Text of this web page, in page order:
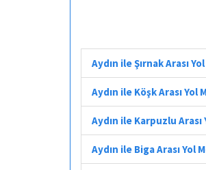
Aydın ile Şırnak Arası
Aydın ile Köşk Arası
Aydın ile Karpuzlu
Aydın ile Biga Arası Yol